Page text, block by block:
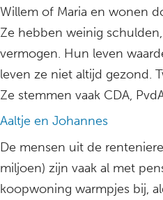
Willem of Maria en wonen
Ze hebben weinig
vermogen. Hun leven
leven ze niet altijd gezond.
Ze stemmen vaak CDA,
Aaltje en Johannes
De mensen uit de
miljoen) zijn vaak al met
koopwoning warmpjes bij,